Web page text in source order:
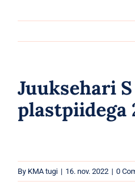
Meik
Parfüümid
Juuksehari
plastpiidega
By KMA tugi | 16. nov. 2022 | 0